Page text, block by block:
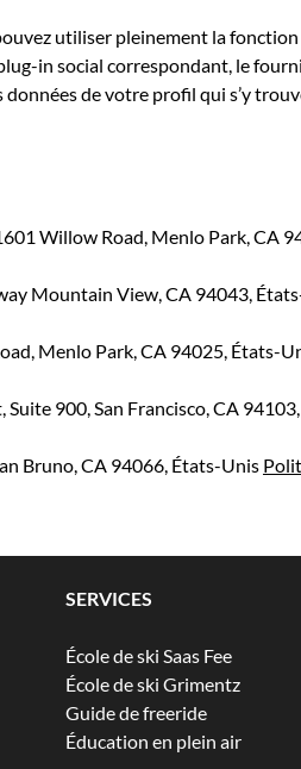
utiliser pleinement la
in social correspondant, le
de votre profil qui s’y
Willow Road, Menlo Park, CA
Mountain View, CA 94043,
Menlo Park, CA 94025, États-
900, San Francisco, CA
Bruno, CA 94066, États-Unis
SERVICES
École de ski Saas Fee
École de ski Grimentz
Guide de freeride
Éducation en plein air